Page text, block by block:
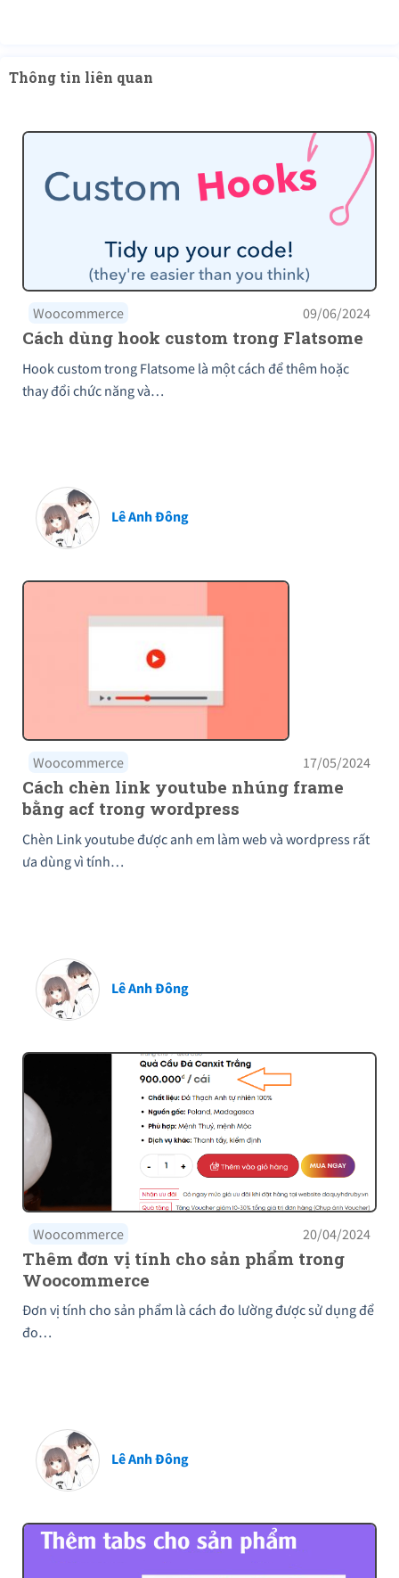
Thông tin liên quan
Woocommerce 09/06/2024
Cách dùng hook custom trong Flatsome
Hook custom trong Flatsome là một cách để thêm hoặc
thay đổi chức năng và…
Lê Anh Đông
Woocommerce 17/05/2024
Cách chèn link youtube nhúng frame
bằng acf trong wordpress
Chèn Link youtube được anh em làm web và wordpress rất
ưa dùng vì tính…
Lê Anh Đông
Woocommerce 20/04/2024
Thêm đơn vị tính cho sản phẩm trong
Woocommerce
Đơn vị tính cho sản phẩm là cách đo lường được sử dụng để
đo…
Lê Anh Đông